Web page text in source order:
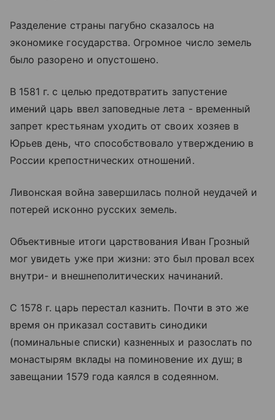
Разделение страны пагубно сказалось на
экономике государства. Огромное число земель
было разорено и опустошено.
В 1581 г. с целью предотвратить запустение
имений царь ввел заповедные лета - временный
запрет крестьянам уходить от своих хозяев в
Юрьев день, что способствовало утверждению в
России крепостнических отношений.
Ливонская война завершилась полной неудачей и
потерей исконно русских земель.
Объективные итоги царствования Иван Грозный
мог увидеть уже при жизни: это был провал всех
внутри- и внешнеполитических начинаний.
С 1578 г. царь перестал казнить. Почти в это же
время он приказал составить синодики
(поминальные списки) казненных и разослать по
монастырям вклады на поминовение их душ; в
завещании 1579 года каялся в содеянном.